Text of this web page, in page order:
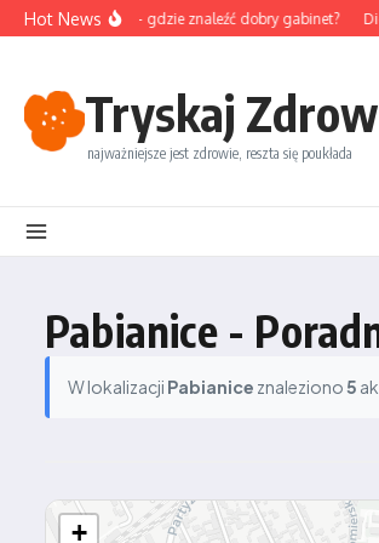
Przejdź do treści
Hot News
na Śląsku – gdzie znaleźć dobry gabinet?
Tryskaj
najważniejsze jest zdrowie, reszta się poukłada
Pabianice -
W lokalizacji Pabianice znaleziono5
+